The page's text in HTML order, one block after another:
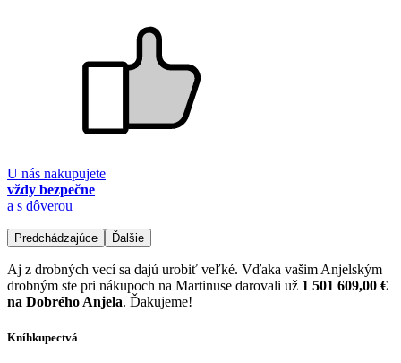
U nás nakupujete
vždy bezpečne
a s dôverou
Predchádzajúce Ďalšie
Aj z drobných vecí sa dajú urobiť veľké. Vďaka vašim Anjelským
drobným ste pri nákupoch na Martinuse darovali už 1 501 609,00 €
na Dobrého Anjela. Ďakujeme!
Kníhkupectvá